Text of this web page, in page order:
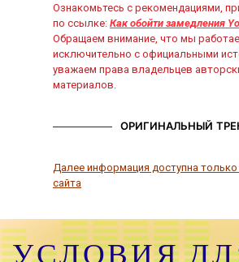
Ознакомьтесь с рекомендациями,
по ссылке: Как обойти замедления
Обращаем внимание, что мы
исключительно с официальными
уважаем права владельцев
материалов.
ОРИГИНАЛЬНЫЙ
Далее информация доступна
сайта
УСЛОВИЯ